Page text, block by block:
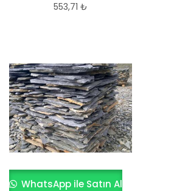
553,71 ₺
WhatsApp ile Satın Al